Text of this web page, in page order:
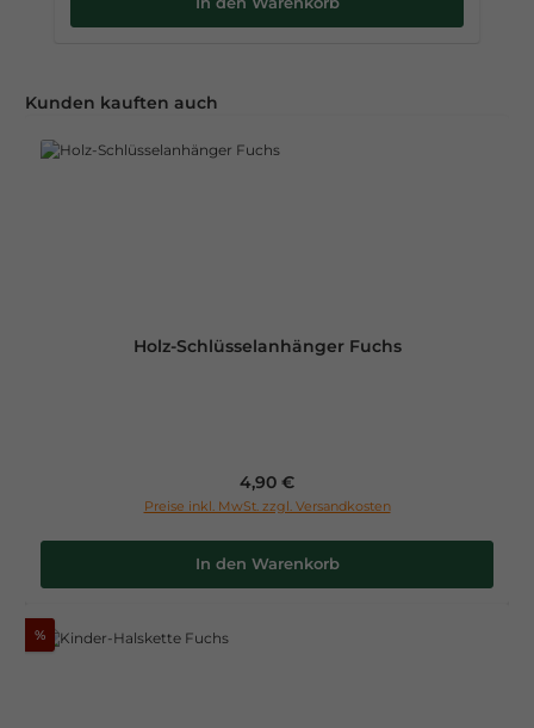
Produktgalerie überspringen
Kunden kauften auch
Holz-Schlüsselanhänger Fuchs
Regulärer Preis:
4,90 €
Preise inkl. MwSt. zzgl. Versandkosten
In den Warenkorb
%